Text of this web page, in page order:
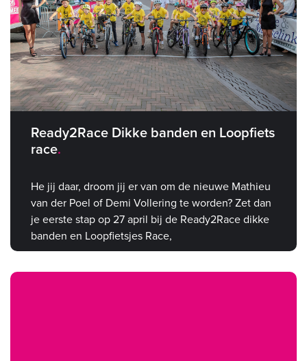
Ready2Race Dikke banden en Loopfiets
race
He jij daar, droom jij er van om de nieuwe Mathieu
van der Poel of Demi Vollering te worden? Zet dan
je eerste stap op 27 april bij de Ready2Race dikke
banden en Loopfietsjes Race,